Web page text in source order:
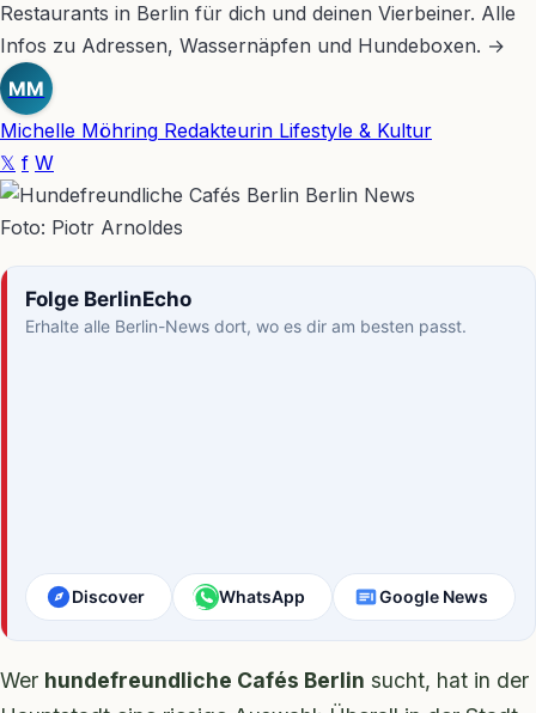
Restaurants in Berlin für dich und deinen Vierbeiner. Alle
Infos zu Adressen, Wassernäpfen und Hundeboxen. →
MM
Michelle Möhring Redakteurin Lifestyle & Kultur
𝕏 f W
Foto: Piotr Arnoldes
Folge BerlinEcho
Erhalte alle Berlin-News dort, wo es dir am besten passt.
Discover WhatsApp Google News
Wer hundefreundliche Cafés Berlin sucht, hat in der